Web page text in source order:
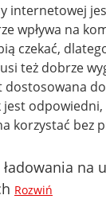
internetowej
wpływa na
czekać,
też dobrze
dostosowana
odpowiedni,
korzystać bez
ładowania na
Rozwiń